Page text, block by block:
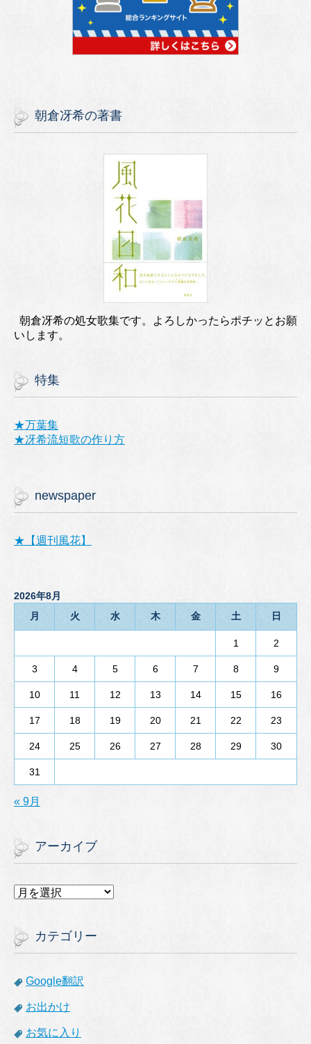
朝倉冴希の著書
朝倉冴希の処女歌集です。よろしかったらポチッとお願
いします。
特集
★万葉集
★冴希流短歌の作り方
newspaper
★【週刊風花】
2026年8月
月
火 水 木 金 土 日
1 2
3 4 5 6 7 8 9
10 11 12 13 14 15 16
17 18 19 20 21 22 23
24 25 26 27 28 29 30
31
« 9月
アーカイブ
ア
イ
ブ
カテゴリー
Google翻訳
お出かけ
お気に入り